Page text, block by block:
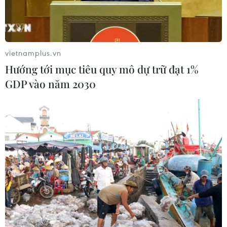
Đại sứ Việt Nam tại Lào Nguyễn Minh Tâm trả lời phỏng vấn.
(Ảnh: Xuân Tú/TTXVN)
Từ ngày 8-11/10, tại thủ đô Vientiane của Lào sẽ
diễn ra Hội nghị Cấp cao Hiệp hội Các quốc gia
Đông Nam Á (ASEAN) lần thứ 44-45 và các Hội
vietnamplus.vn
Hướng tới mục tiêu quy mô dự trữ đạt 1%
GDP vào năm 2030